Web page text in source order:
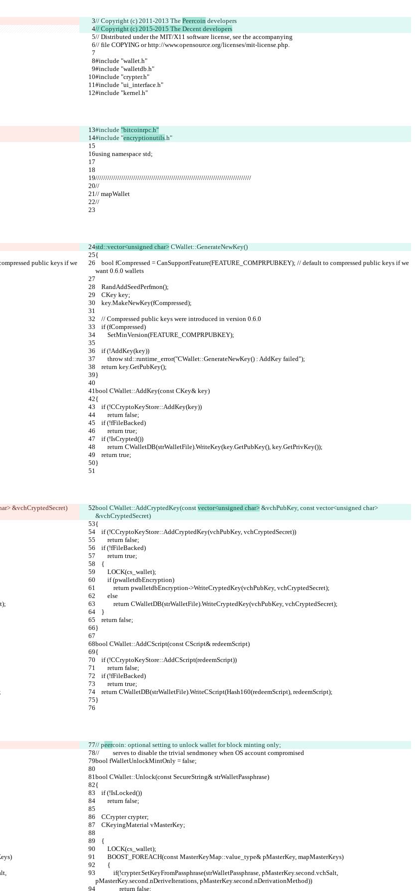
// Copyright (c) 2011-2013 The Peercoin developers
// Copyright (c) 2015-2015 The Decent developers
// Distributed under the MIT/X11 software license, see the accompanying
// file COPYING or http://www.opensource.org/licenses/mit-license.php.
#include "wallet.h"
#include "walletdb.h"
#include "crypter.h"
#include "ui_interface.h"
#include "kernel.h"
#include "bitcoinrpc.h"
#include "encryptionutils.h"
using namespace std;
//////////////////////////////////////////////////////////////////////////////
//
// mapWallet
//
std::vector<unsigned char> CWallet::GenerateNewKey()
{
want 0.6.0 wallets
    RandAddSeedPerfmon();
    CKey key;
    key.MakeNewKey(fCompressed);
    // Compressed public keys were introduced in version 0.6.0
    if (fCompressed)
        SetMinVersion(FEATURE_COMPRPUBKEY);
    if (!AddKey(key))
        throw std::runtime_error("CWallet::GenerateNewKey() : AddKey failed");
    return key.GetPubKey();
}
bool CWallet::AddKey(const CKey& key)
{
    if (!CCryptoKeyStore::AddKey(key))
        return false;
    if (!fFileBacked)
        return true;
    if (!IsCrypted())
        return CWalletDB(strWalletFile).WriteKey(key.GetPubKey(), key.GetPrivKey());
    return true;
}
&vchCryptedSecret) bool CWallet::AddCryptedKey(const vector<unsigned char> &vchPubKey, const vector<unsigned char>
&vchCryptedSecret)
{
    if (!CCryptoKeyStore::AddCryptedKey(vchPubKey, vchCryptedSecret))
        return false;
    if (!fFileBacked)
        return true;
    {
        LOCK(cs_wallet);
        if (pwalletdbEncryption)
            return pwalletdbEncryption->WriteCryptedKey(vchPubKey, vchCryptedSecret);
        else
            return CWalletDB(strWalletFile).WriteCryptedKey(vchPubKey, vchCryptedSecret);
    }
    return false;
}
bool CWallet::AddCScript(const CScript& redeemScript)
{
    if (!CCryptoKeyStore::AddCScript(redeemScript))
        return false;
    if (!fFileBacked)
        return true;
    return CWalletDB(strWalletFile).WriteCScript(Hash160(redeemScript), redeemScript);
}
// peercoin: optional setting to unlock wallet for block minting only;
//         serves to disable the trivial sendmoney when OS account compromised
bool fWalletUnlockMintOnly = false;
bool CWallet::Unlock(const SecureString& strWalletPassphrase)
{
    if (!IsLocked())
        return false;
    CCrypter crypter;
    CKeyingMaterial vMasterKey;
    {
        LOCK(cs_wallet);
        BOOST_FOREACH(const MasterKeyMap::value_type& pMasterKey, mapMasterKeys)
        {
pMasterKey.second.nDeriveIterations, pMasterKey.second.nDerivationMethod))
                return false;